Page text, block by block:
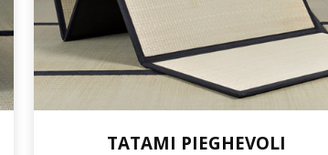
TATAMI PIEGHEVOLI